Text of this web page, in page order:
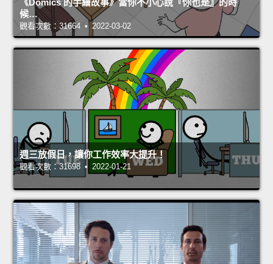
《Domics 的手繪故事》當你不小心說『你也是』的時
候…
觀看次數：31664 • 2022-03-02
週三放假日，讓你工作效率大提升！
觀看次數：31698 • 2022-01-21